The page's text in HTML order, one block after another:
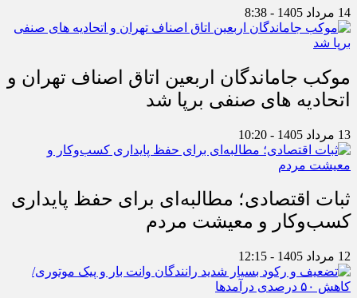
14 مرداد 1405 - 8:38
موکب جاماندگان اربعین اتاق اصناف تهران و
اتحادیه های صنفی برپا شد
13 مرداد 1405 - 10:20
ثبات اقتصادی؛ مطالبه‌ای برای حفظ پایداری
کسب‌وکار و معیشت مردم
12 مرداد 1405 - 12:15